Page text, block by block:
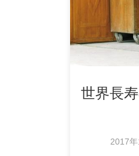
世界長
2017